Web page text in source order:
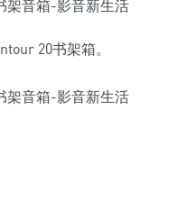
20书架箱。